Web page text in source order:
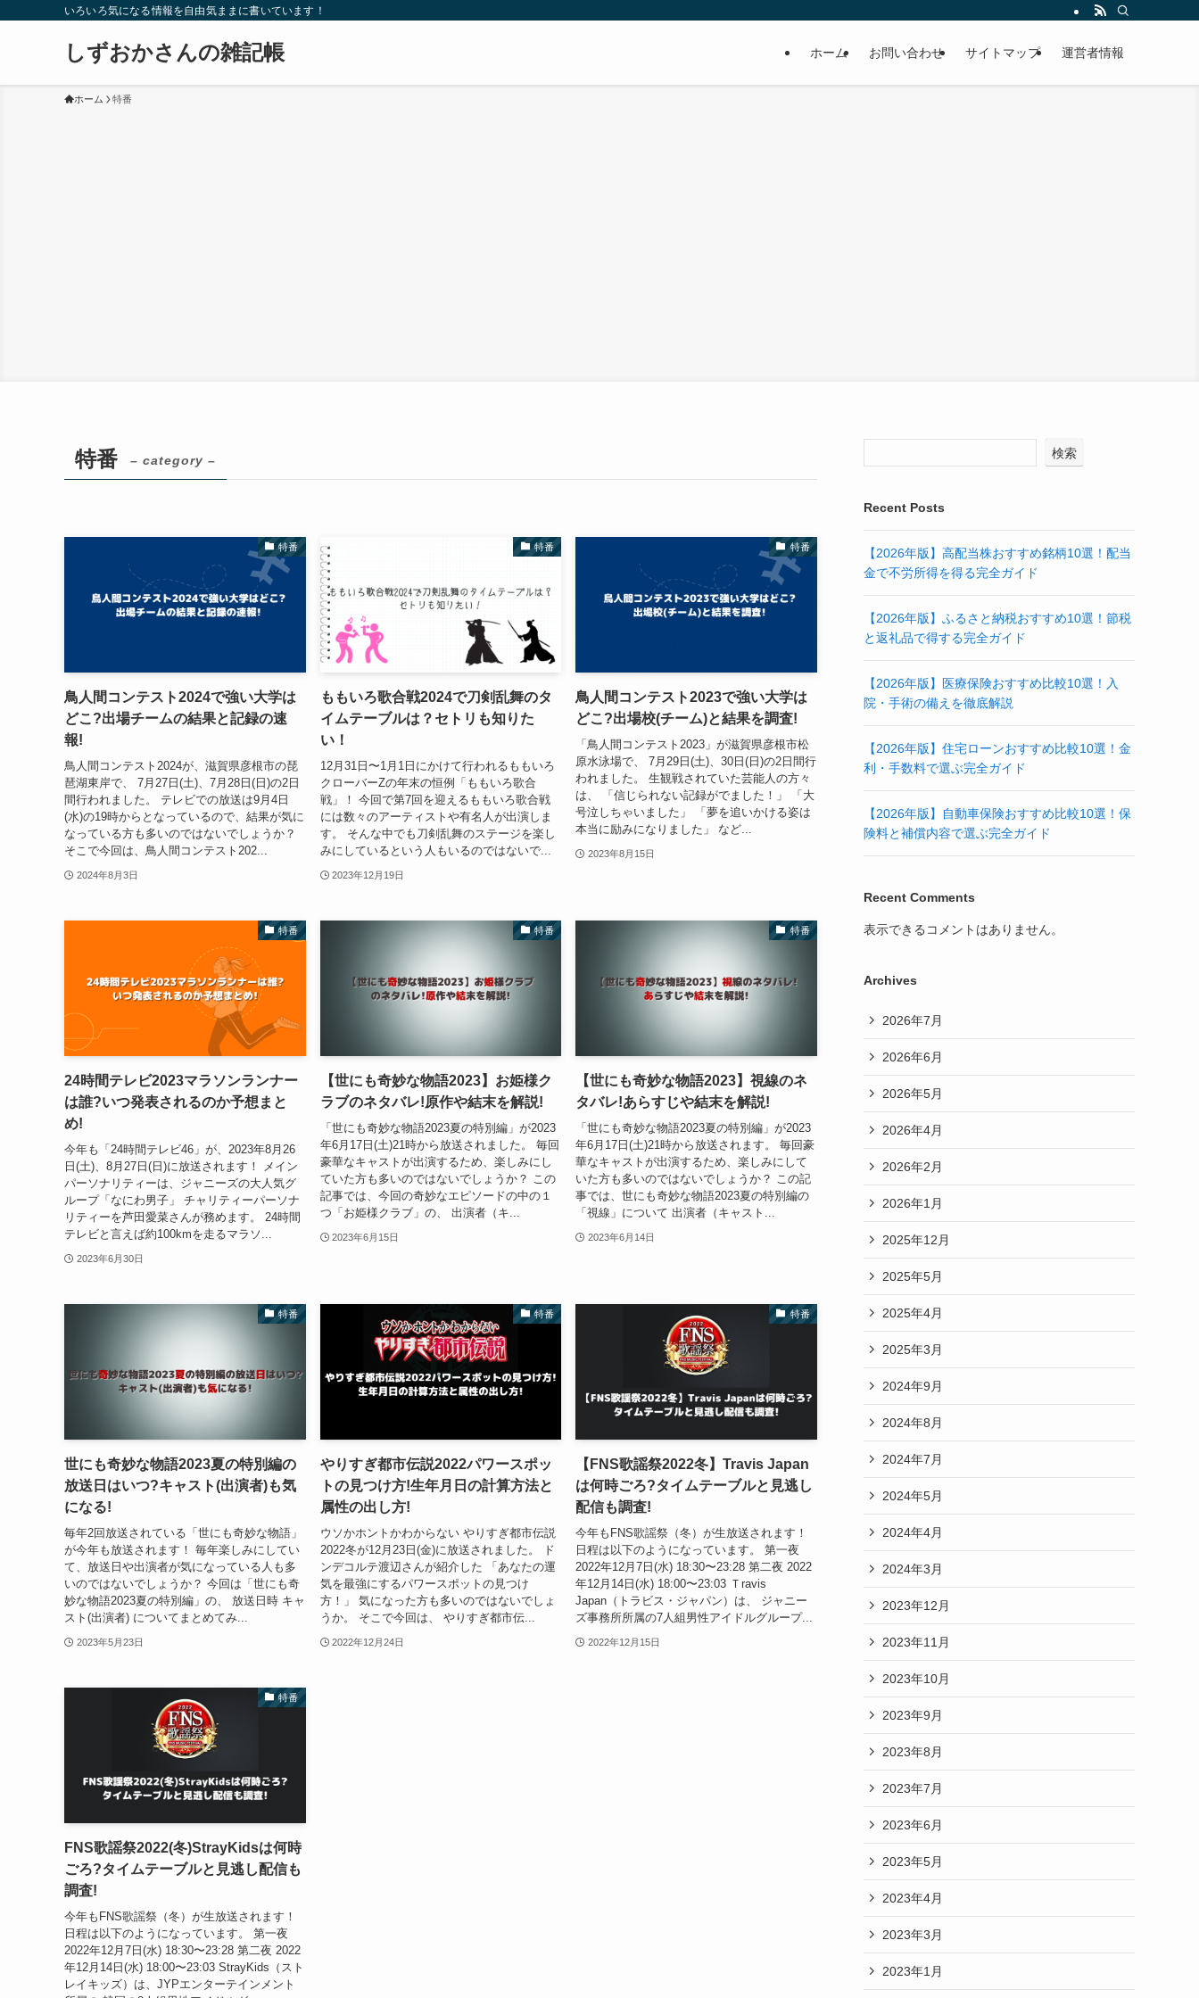
いろいろ気になる情報を自由気ままに書いています！
しずおかさんの雑記帳 ホーム お問い合わせ サイトマップ 運営者情報
ホーム 特番
特番 – category –
特番
鳥人間コンテスト2024で強い大学は
どこ?出場チームの結果と記録の速
報!
鳥人間コンテスト2024が、滋賀県彦根市の琵
琶湖東岸で、 7月27日(土)、7月28日(日)の2日
間行われました。 テレビでの放送は9月4日
(水)の19時からとなっているので、結果が気に
なっている方も多いのではないでしょうか？
そこで今回は、鳥人間コンテスト202...
2024年8月3日
特番
ももいろ歌合戦2024で刀剣乱舞のタ
イムテーブルは？セトリも知りた
い！
12月31日〜1月1日にかけて行われるももいろ
クローバーZの年末の恒例「ももいろ歌合
戦」！ 今回で第7回を迎えるももいろ歌合戦
には数々のアーティストや有名人が出演しま
す。 そんな中でも刀剣乱舞のステージを楽し
みにしているという人もいるのではないで...
2023年12月19日
特番
鳥人間コンテスト2023で強い大学は
どこ?出場校(チーム)と結果を調査!
「鳥人間コンテスト2023」が滋賀県彦根市松
原水泳場で、 7月29日(土)、30日(日)の2日間行
われました。 生観戦されていた芸能人の方々
は、 「信じられない記録がでました！」 「大
号泣しちゃいました」 「夢を追いかける姿は
本当に励みになりました」 など...
2023年8月15日
特番
24時間テレビ2023マラソンランナー
は誰?いつ発表されるのか予想まと
め!
今年も「24時間テレビ46」が、2023年8月26
日(土)、8月27日(日)に放送されます！ メイン
パーソナリティーは、ジャニーズの大人気グ
ループ「なにわ男子」 チャリティーパーソナ
リティーを芦田愛菜さんが務めます。 24時間
テレビと言えば約100kmを走るマラソ...
2023年6月30日
特番
【世にも奇妙な物語2023】お姫様ク
ラブのネタバレ!原作や結末を解説!
「世にも奇妙な物語2023夏の特別編」が2023
年6月17日(土)21時から放送されました。 毎回
豪華なキャストが出演するため、楽しみにし
ていた方も多いのではないでしょうか？ この
記事では、今回の奇妙なエピソードの中の１
つ「お姫様クラブ」の、 出演者（キ...
2023年6月15日
特番
【世にも奇妙な物語2023】視線のネ
タバレ!あらすじや結末を解説!
「世にも奇妙な物語2023夏の特別編」が2023
年6月17日(土)21時から放送されます。 毎回豪
華なキャストが出演するため、楽しみにして
いた方も多いのではないでしょうか？ この記
事では、世にも奇妙な物語2023夏の特別編の
「視線」について 出演者（キャスト...
2023年6月14日
特番
世にも奇妙な物語2023夏の特別編の
放送日はいつ?キャスト(出演者)も気
になる!
毎年2回放送されている「世にも奇妙な物語」
が今年も放送されます！ 毎年楽しみにしてい
て、放送日や出演者が気になっている人も多
いのではないでしょうか？ 今回は「世にも奇
妙な物語2023夏の特別編」の、 放送日時 キャ
スト(出演者) についてまとめてみ...
2023年5月23日
特番
やりすぎ都市伝説2022パワースポッ
トの見つけ方!生年月日の計算方法と
属性の出し方!
ウソかホントかわからない やりすぎ都市伝説
2022冬が12月23日(金)に放送されました。 ド
ンデコルテ渡辺さんが紹介した 「あなたの運
気を最強にするパワースポットの見つけ
方！」 気になった方も多いのではないでしょ
うか。 そこで今回は、 やりすぎ都市伝...
2022年12月24日
特番
【FNS歌謡祭2022冬】Travis Japan
は何時ごろ?タイムテーブルと見逃し
配信も調査!
今年もFNS歌謡祭（冬）が生放送されます！
日程は以下のようになっています。 第一夜
2022年12月7日(水) 18:30〜23:28 第二夜 2022
年12月14日(水) 18:00〜23:03 Ｔravis
Japan（トラビス・ジャパン）は、 ジャニー
ズ事務所所属の7人組男性アイドルグループ...
2022年12月15日
特番
FNS歌謡祭2022(冬)StrayKidsは何時
ごろ?タイムテーブルと見逃し配信も
調査!
今年もFNS歌謡祭（冬）が生放送されます！
日程は以下のようになっています。 第一夜
2022年12月7日(水) 18:30〜23:28 第二夜 2022
年12月14日(水) 18:00〜23:03 StrayKids（スト
レイキッズ）は、JYPエンターテインメント
検索
Recent Posts
【2026年版】高配当株おすすめ銘柄10選！配当
金で不労所得を得る完全ガイド
【2026年版】ふるさと納税おすすめ10選！節税
と返礼品で得する完全ガイド
【2026年版】医療保険おすすめ比較10選！入
院・手術の備えを徹底解説
【2026年版】住宅ローンおすすめ比較10選！金
利・手数料で選ぶ完全ガイド
【2026年版】自動車保険おすすめ比較10選！保
険料と補償内容で選ぶ完全ガイド
Recent Comments
表示できるコメントはありません。
Archives
2026年7月
2026年6月
2026年5月
2026年4月
2026年2月
2026年1月
2025年12月
2025年5月
2025年4月
2025年3月
2024年9月
2024年8月
2024年7月
2024年5月
2024年4月
2024年3月
2023年12月
2023年11月
2023年10月
2023年9月
2023年8月
2023年7月
2023年6月
2023年5月
2023年4月
2023年3月
2023年1月